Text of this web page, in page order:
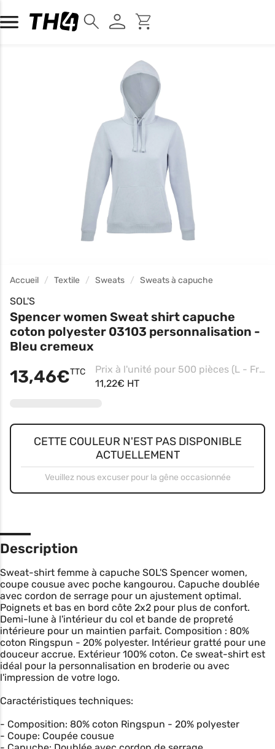
Accueil Textile Sweats Sweats à capuche
SOL'S
Spencer women Sweat shirt capuche
coton polyester 03103 personnalisation -
Bleu cremeux
13,46€TTC
Prix à l'unité pour 500 pièces (L - French Marine, Impression coeur)
11,22€ HT
CETTE COULEUR N'EST PAS DISPONIBLE
ACTUELLEMENT
Veuillez nous excuser pour la gêne occasionnée
Description
Sweat-shirt femme à capuche SOL'S Spencer women,
coupe cousue avec poche kangourou. Capuche doublée
avec cordon de serrage pour un ajustement optimal.
Poignets et bas en bord côte 2x2 pour plus de confort.
Demi-lune à l'intérieur du col et bande de propreté
intérieure pour un maintien parfait. Composition : 80%
coton Ringspun - 20% polyester. Intérieur gratté pour une
douceur accrue. Extérieur 100% coton. Ce sweat-shirt est
idéal pour la personnalisation en broderie ou avec
l'impression de votre logo.
Caractéristiques techniques:
- Composition: 80% coton Ringspun - 20% polyester
- Coupe: Coupée cousue